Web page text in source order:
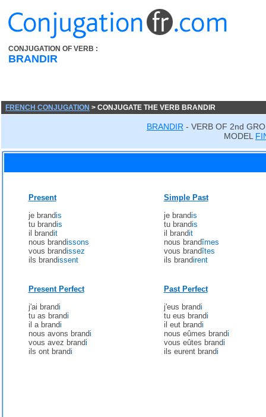
CONJUGATION OF VERB :
BRANDIR
FRENCH CONJUGATION > CONJUGATE THE VERB BRANDIR
BRANDIR - VERB OF 2nd
MODEL
Present
je brandis
tu brandis
il brandit
nous brandissons
vous brandissez
ils brandissent
Simple Past
je brandis
tu brandis
il brandit
nous brandîmes
vous brandîtes
ils brandirent
Present Perfect
j'ai brandi
tu as brandi
il a brandi
nous avons brandi
vous avez brandi
ils ont brandi
Past Perfect
j'eus brandi
tu eus brandi
il eut brandi
nous eûmes brandi
vous eûtes brandi
ils eurent brandi